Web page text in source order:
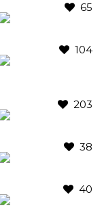
65
104
203
38
40